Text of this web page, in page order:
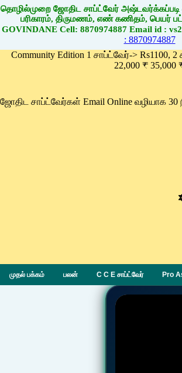
தொழில்முறை ஜோதிட சாப்ட்வேர்
பரிகாரம், திருமணம், எண் கணிதம், பெயர்
GOVINDANE Cell: 8870974887 Email id :
: 8870974887
Community Edition 1 சாப்ட்வேர்-> Rs1100,
22,000 ₹ 35,000
ஜோதிட சாப்ட்வேர்கள் Email Online வழியாக 30
முதல் பக்கம் பலன் C C E சாப்ட்வேர் Pro